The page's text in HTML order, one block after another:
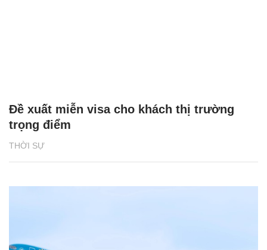
THỜI SỰ
Đề xuất miễn visa cho khách thị trường
trọng điểm